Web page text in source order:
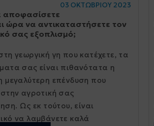
03 ΟΚΤΩΒΡΙΟΥ 2023
αποφασίσετε
ώρα να αντικαταστήσετε τον
σας εξοπλισμό;
γεωργική γη που κατέχετε, τα
σας είναι πιθανότατα η
μεγαλύτερη επένδυση που
αγροτική σας
Ως εκ τούτου, είναι
να λαμβάνετε καλά